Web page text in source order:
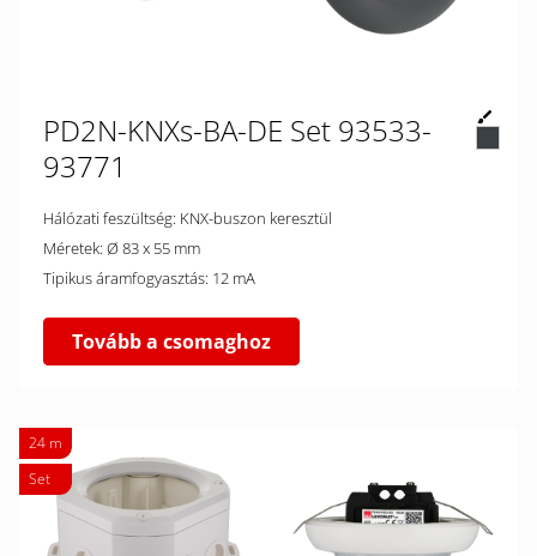
PD2N-KNXs-BA-DE Set 93533-
93771
Hálózati feszültség: KNX-buszon keresztül
Méretek: Ø 83 x 55 mm
Tipikus áramfogyasztás: 12 mA
Tovább a csomaghoz
24 m
Set